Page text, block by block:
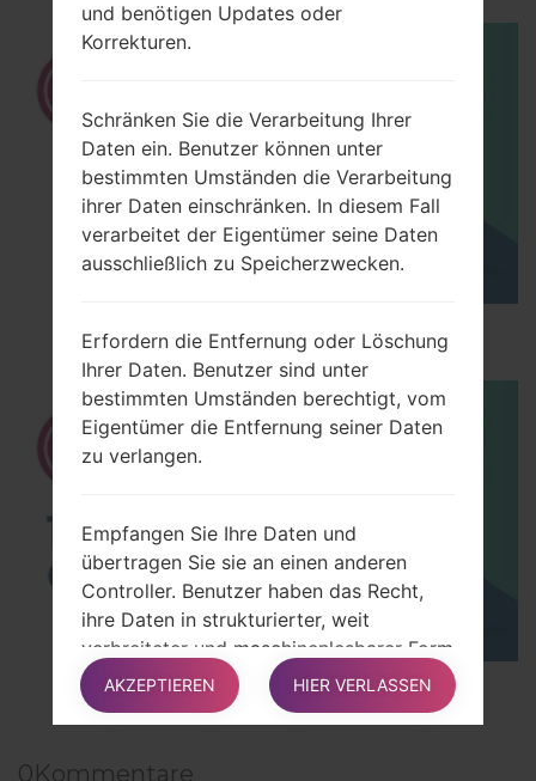
How to Hard Reset on LG G5 H850?
TOP 5 SECRET CODES for LG!
0Kommentare
und benötigen Updates oder
Korrekturen.
Schränken Sie die Verarbeitung Ihrer
Daten ein. Benutzer können unter
bestimmten Umständen die Verarbeitung
ihrer Daten einschränken. In diesem Fall
verarbeitet der Eigentümer seine Daten
ausschließlich zu Speicherzwecken.
Erfordern die Entfernung oder Löschung
Ihrer Daten. Benutzer sind unter
bestimmten Umständen berechtigt, vom
Eigentümer die Entfernung seiner Daten
zu verlangen.
Empfangen Sie Ihre Daten und
übertragen Sie sie an einen anderen
Controller. Benutzer haben das Recht,
ihre Daten in strukturierter, weit
verbreiteter und maschinenlesbarer Form
zu erhalten und, sofern technisch
möglich, störungsfrei an einen anderen
Bestimmung gilt, sofern die Daten
AKZEPTIEREN HIER VERLASSEN